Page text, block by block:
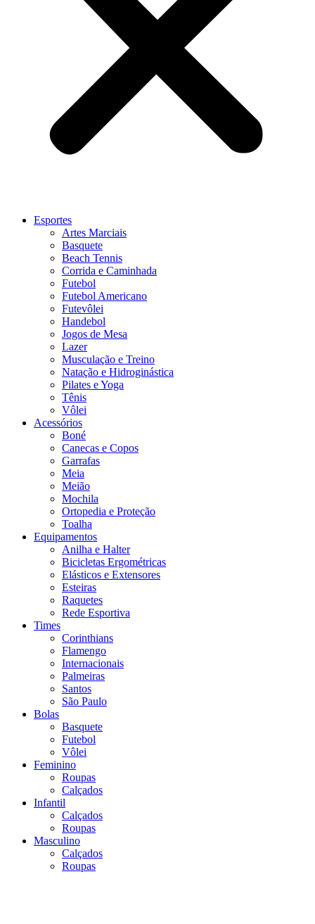
Esportes
Artes Marciais
Basquete
Beach Tennis
Corrida e Caminhada
Futebol
Futebol Americano
Futevôlei
Handebol
Jogos de Mesa
Lazer
Musculação e Treino
Natação e Hidroginástica
Pilates e Yoga
Tênis
Vôlei
Acessórios
Boné
Canecas e Copos
Garrafas
Meia
Meião
Mochila
Ortopedia e Proteção
Toalha
Equipamentos
Anilha e Halter
Bicicletas Ergométricas
Elásticos e Extensores
Esteiras
Raquetes
Rede Esportiva
Times
Corinthians
Flamengo
Internacionais
Palmeiras
Santos
São Paulo
Bolas
Basquete
Futebol
Vôlei
Feminino
Roupas
Calçados
Infantil
Calçados
Roupas
Masculino
Calçados
Roupas